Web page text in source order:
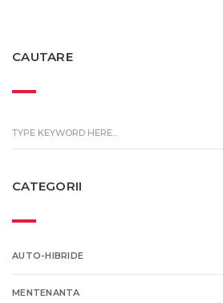
CAUTARE
CATEGORII
AUTO-HIBRIDE
MENTENANTA